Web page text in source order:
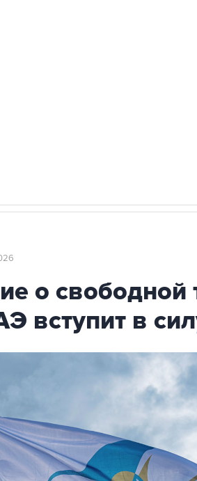
о свободной
вступит в